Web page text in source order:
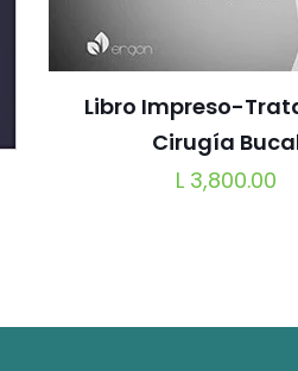
Libro Impreso-
Cirugía
L 3,800.00